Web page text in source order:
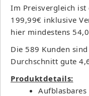
Im Preisvergleich ist
199,99€ inklusive
hier mindestens
Die 589 Kunden
Durchschnitt gute
Produktdetails:
Aufblasbares